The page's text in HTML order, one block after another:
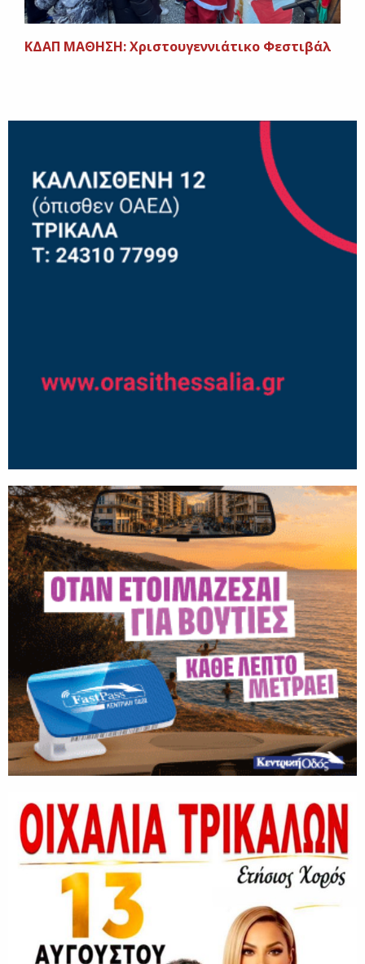
ΚΔΑΠ ΜΑΘΗΣΗ: Χριστουγεννιάτικο Φεστιβάλ